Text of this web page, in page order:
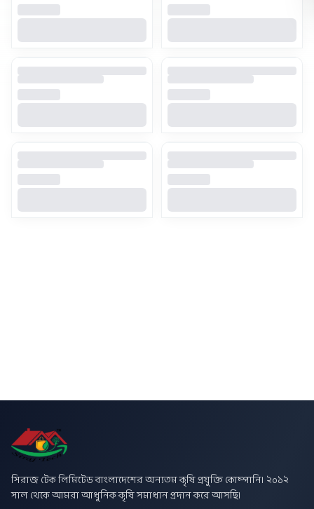
সিরাজ টেক লিমিটেড বাংলাদেশের অন্যতম কৃষি প্রযুক্তি কোম্পানি। ২০১২
সাল থেকে আমরা আধুনিক কৃষি সমাধান প্রদান করে আসছি।